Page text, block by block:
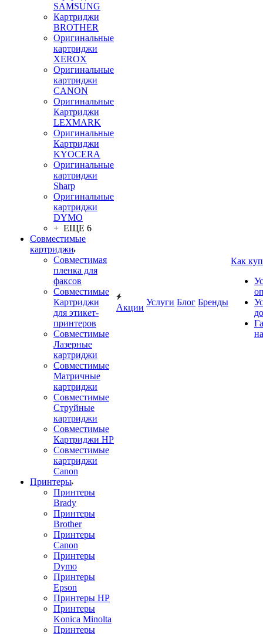
SAMSUNG
Картриджи
BROTHER
Оригинальные
картриджи
XEROX
Оригинальные
картриджи
CANON
Оригинальные
Картриджи
LEXMARK
Оригинальные
Картриджи
KYOCERA
Оригинальные
картриджи
Sharp
Оригинальные
картриджи
DYMO
+ ЕЩЕ 6
Совместимые
картриджи
Совместимая
пленка для
факсов
Совместимые
Картриджи
для этикет-
принтеров
Совместимые
Лазерные
картриджи
Совместимые
Матричные
картриджи
Совместимые
Струйные
картриджи
Совместимые
Картриджи HP
Совместимые
картриджи
Canon
Принтеры
Принтеры
Brady
Принтеры
Brother
Принтеры
Canon
Принтеры
Dymo
Принтеры
Epson
Принтеры HP
Принтеры
Konica Minolta
Принтеры
Акции
Услуги Блог Бренды
Как